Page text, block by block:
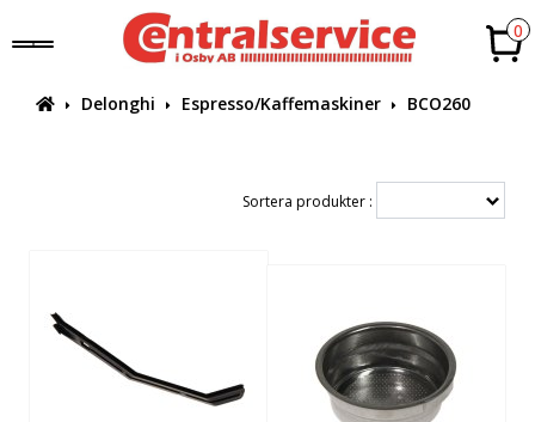
0
Delonghi Espresso/Kaffemaskiner BCO260
Sortera produkter :